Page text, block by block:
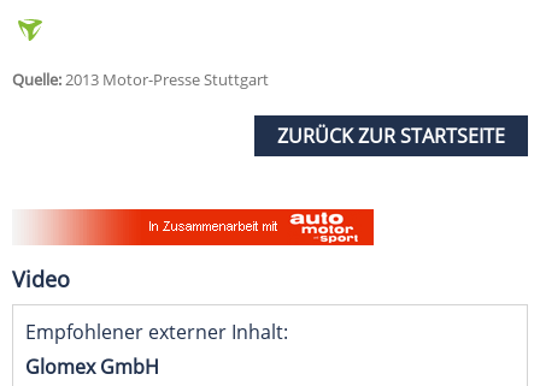
Quelle:2013 Motor-Presse Stuttgart
ZURÜCK ZUR STARTSEITE
Video
Empfohlener externer Inhalt:
Glomex GmbH